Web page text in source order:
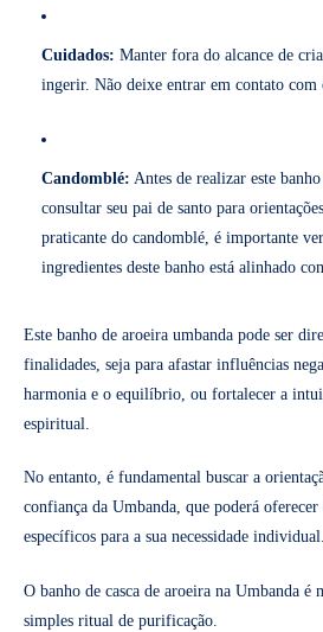
Cuidados: Manter fora do alcance de
ingerir. Não deixe entrar em contato com
Candomblé: Antes de realizar este
consultar seu pai de santo para
praticante do candomblé, é importante
ingredientes deste banho está alinhado
Este banho de aroeira umbanda pode ser
finalidades, seja para afastar influências
harmonia e o equilíbrio, ou fortalecer a
espiritual.
No entanto, é fundamental buscar a
confiança da Umbanda, que poderá
específicos para a sua necessidade individual.
O banho de casca de aroeira na Umbanda é
simples ritual de purificação.